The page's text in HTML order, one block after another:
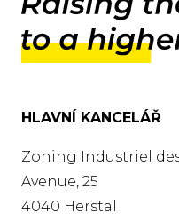
HLAVNÍ KANCELÁŘ
Zoning Industriel
Avenue, 25
4040 Herstal